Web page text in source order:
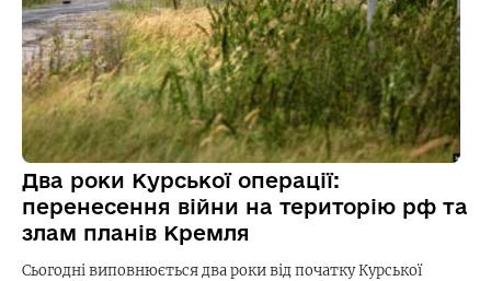
Два роки Курської операції:
перенесення війни на територію рф та
злам планів Кремля
Сьогодні виповнюється два роки від початку Курської